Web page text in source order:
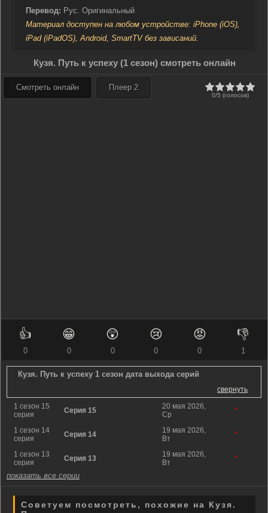
Перевод: Рус. Оригинальный
Материал доступен на любом устройстве: iPhone (iOS),
iPad (iPadOS), Android, SmartTV без зависаний.
Кузя. Путь к успеху (1 сезон) смотреть онлайн
0/5 (голосов)
Смотреть онлайн Плеер 2
👍
0
😁
0
😲
0
😢
0
😡
0
👎
1
Кузя. Путь к успеху 1 сезон дата выхода серий
свернуть
1 сезон 15
серия
Серия 15
20 мая 2026,
Ср
*
1 сезон 14
серия
Серия 14
19 мая 2026,
Вт
*
1 сезон 13
серия
Серия 13
19 мая 2026,
Вт
*
показать все серии
Советуем посмотреть, похожие на Кузя.